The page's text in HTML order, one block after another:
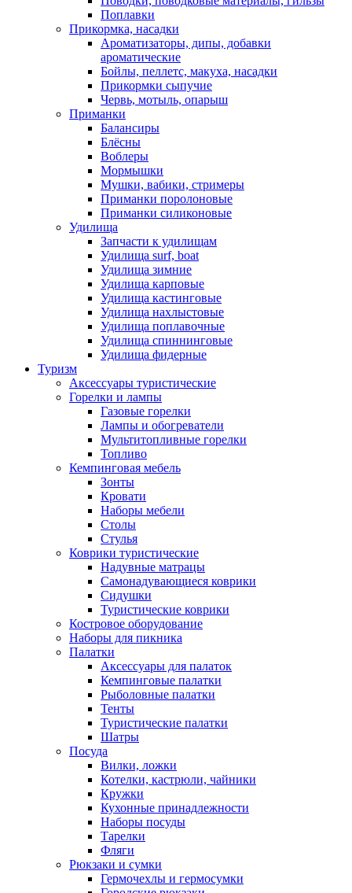
Поплавки
Прикормка, насадки
Ароматизаторы, дипы, добавки
ароматические
Бойлы, пеллетс, макуха, насадки
Прикормки сыпучие
Червь, мотыль, опарыш
Приманки
Балансиры
Блёсны
Воблеры
Мормышки
Мушки, вабики, стримеры
Приманки поролоновые
Приманки силиконовые
Удилища
Запчасти к удилищам
Удилища surf, boat
Удилища зимние
Удилища карповые
Удилища кастинговые
Удилища нахлыстовые
Удилища поплавочные
Удилища спиннинговые
Удилища фидерные
Туризм
Аксессуары туристические
Горелки и лампы
Газовые горелки
Лампы и обогреватели
Мультитопливные горелки
Топливо
Кемпинговая мебель
Зонты
Кровати
Наборы мебели
Столы
Стулья
Коврики туристические
Надувные матрацы
Самонадувающиеся коврики
Сидушки
Туристические коврики
Костровое оборудование
Наборы для пикника
Палатки
Аксессуары для палаток
Кемпинговые палатки
Рыболовные палатки
Тенты
Туристические палатки
Шатры
Посуда
Вилки, ложки
Котелки, кастрюли, чайники
Кружки
Кухонные принадлежности
Наборы посуды
Тарелки
Фляги
Рюкзаки и сумки
Гермочехлы и гермосумки